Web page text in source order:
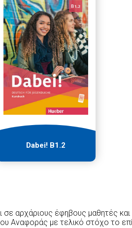
Dabei! Β1.2
σε αρχάριους έφηβους μαθητές
Αναφοράς με τελικό στόχο το